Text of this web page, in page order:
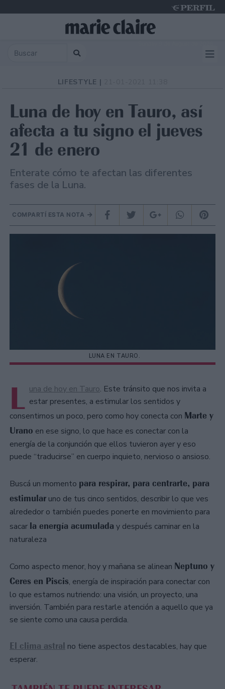
LIFESTYLE |
Luna de hoy en Tauro, así
afecta a tu signo el jueves
21 de enero
Enterate cómo te afectan las diferentes
fases de la Luna.
COMPARTÍ ESTA NOTA
LUNA EN TAURO.
L una de hoy en Tauro. Este tránsito que nos invita a
estar presentes, a estimular los sentidos y
consentirnos un poco, pero como hoy conecta con Marte y
Urano en ese signo, lo que hace es conectar con la
energía de la conjunción que ellos tuvieron ayer y eso
puede “traducirse” en cuerpo inquieto, nervioso o ansioso.
Buscá un momento para respirar, para centrarte, para
estimular uno de tus cinco sentidos, describir lo que ves
alrededor o también puedes ponerte en movimiento para
sacar la energía acumulada y después caminar en la
naturaleza
Como aspecto menor, hoy y mañana se alinean Neptuno y
Ceres en Piscis, energía de inspiración para conectar con
lo que estamos nutriendo: una visión, un proyecto, una
inversión. También para restarle atención a aquello que ya
se siente como una causa perdida.
El clima astral no tiene aspectos destacables, hay que
esperar.